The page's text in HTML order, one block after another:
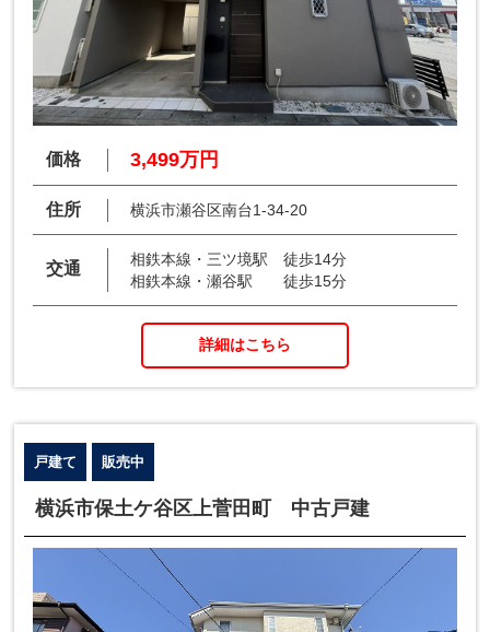
価格 3,499万円
住所 横浜市瀬谷区南台1-34-20
交通
相鉄本線・三ツ境駅 徒歩14分
相鉄本線・瀬谷駅 徒歩15分
詳細はこちら
戸建て 販売中
横浜市保土ケ谷区上菅田町 中古戸建